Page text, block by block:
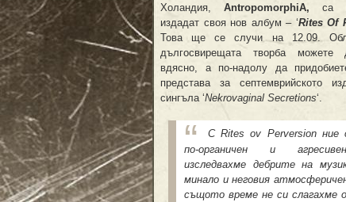
Холандия, AntropomorphiA, са
издадат своя нов албум – ‘Rites Of
Това ще се случи на 12.09.
дългосвирещата творба можете
вдясно, а по-надолу да
представа за септемврийското
сингъла ‘Nekrovaginal Secretions‘.
СRites ov Perversion ние
по-органичен и
изследвахме дебрите на
минало и неговия
същото време не си слагахме